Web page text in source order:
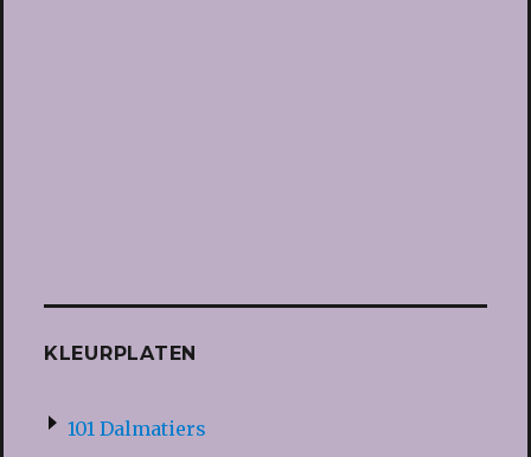
KLEURPLATEN
101 Dalmatiers